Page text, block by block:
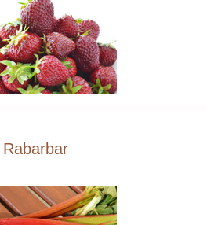
Rabarbar